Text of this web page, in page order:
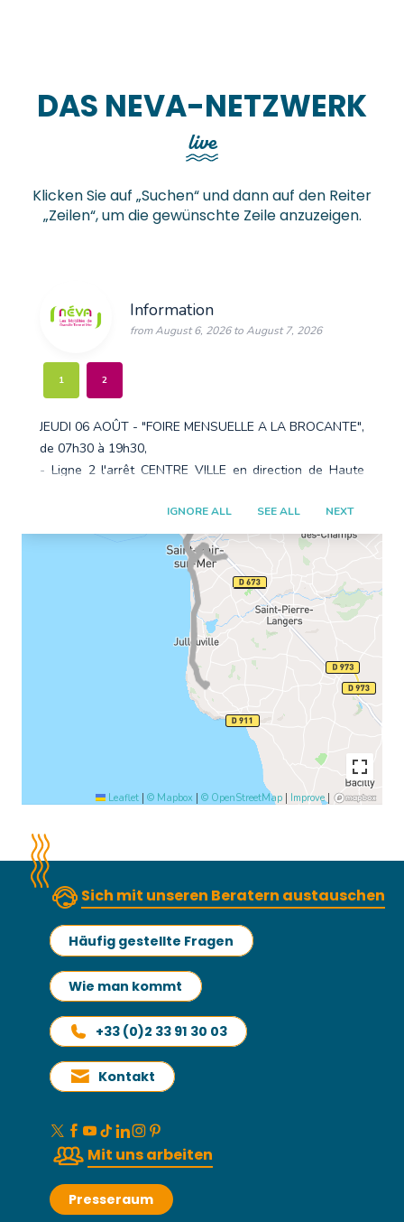
DAS NEVA-NETZWERK
live
Klicken Sie auf „Suchen“ und dann auf den Reiter
„Zeilen“, um die gewünschte Zeile anzuzeigen.
Sich mit unseren Beratern austauschen
Häufig gestellte Fragen
Wie man kommt
+33 (0)2 33 91 30 03
Kontakt
Mit uns arbeiten
Presseraum